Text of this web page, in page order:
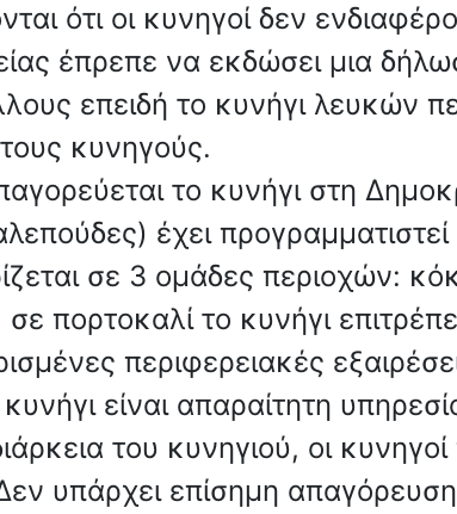
ότι οι κυνηγοί δεν
έπρεπε να εκδώσει μια
επειδή το κυνήγι λευκών
κυνηγούς.
το κυνήγι στη
έχει
σε 3 ομάδες περιοχών:
σε πορτοκαλί το κυνήγι
περιφερειακές
είναι απαραίτητη
του κυνηγιού, οι
υπάρχει επίσημη